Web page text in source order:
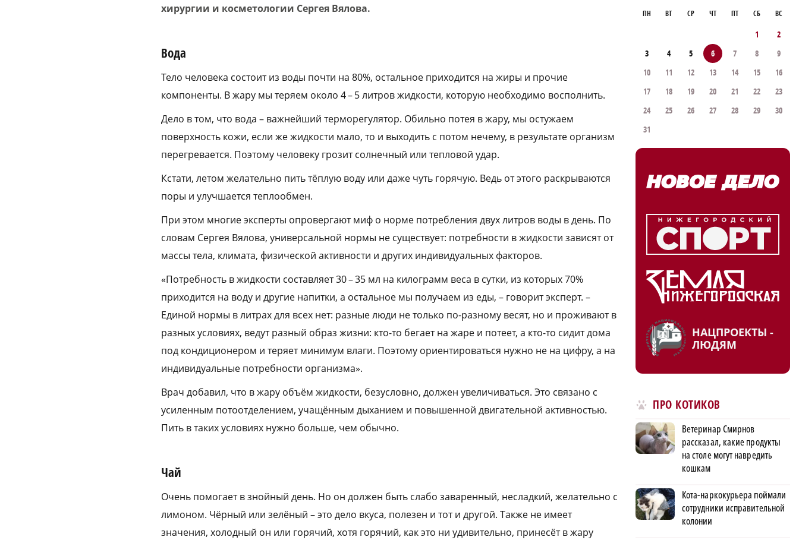
хирургии и косметологии Сергея Вялова.
Вода
Тело человека состоит из воды почти на 80%, остальное приходится на жиры и прочие
компоненты. В жару мы теряем около 4 – 5 литров жидкости, которую необходимо восполнить.
Дело в том, что вода – важнейший терморегулятор. Обильно потея в жару, мы остужаем
поверхность кожи, если же жидкости мало, то и выходить с потом нечему, в результате организм
перегревается. Поэтому человеку грозит солнечный или тепловой удар.
Кстати, летом желательно пить тёплую воду или даже чуть горячую. Ведь от этого раскрываются
поры и улучшается теплообмен.
При этом многие эксперты опровергают миф о норме потребления двух литров воды в день. По
словам Сергея Вялова, универсальной нормы не существует: потребности в жидкости зависят от
массы тела, климата, физической активности и других индивидуальных факторов.
«Потребность в жидкости составляет 30 – 35 мл на килограмм веса в сутки, из которых 70%
приходится на воду и другие напитки, а остальное мы получаем из еды, – говорит эксперт. –
Единой нормы в литрах для всех нет: разные люди не только по-разному весят, но и проживают в
разных условиях, ведут разный образ жизни: кто-то бегает на жаре и потеет, а кто-то сидит дома
под кондиционером и теряет минимум влаги. Поэтому ориентироваться нужно не на цифру, а на
индивидуальные потребности организма».
Врач добавил, что в жару объём жидкости, безусловно, должен увеличиваться. Это связано с
усиленным потоотделением, учащённым дыханием и повышенной двигательной активностью.
Пить в таких условиях нужно больше, чем обычно.
Чай
Очень помогает в знойный день. Но он должен быть слабо заваренный, несладкий, желательно с
лимоном. Чёрный или зелёный – это дело вкуса, полезен и тот и другой. Также не имеет
значения, холодный он или горячий, хотя горячий, как это ни удивительно, принесёт в жару
ПН ВТ СР ЧТ ПТ СБ ВС
1
2
3
4 5 6 7 8
9
10
11 12 13 14 15
16
17
18 19 20 21 22
23
24
25 26 27 28 29
30
31
НАЦПРОЕКТЫ -
ЛЮДЯМ
ПРО КОТИКОВ
Ветеринар Смирнов
рассказал, какие продукты
на столе могут навредить
кошкам
Кота-наркокурьера поймали
сотрудники исправительной
колонии